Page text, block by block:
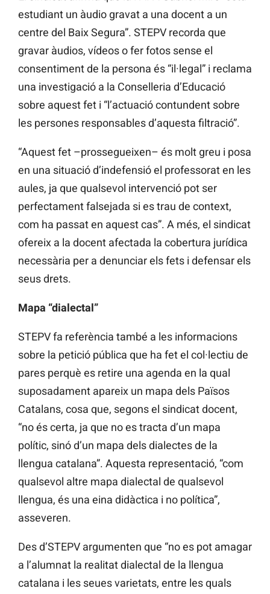
estudiant un àudio gravat a una docent a un
centre del Baix Segura”. STEPV recorda que
gravar àudios, vídeos o fer fotos sense el
consentiment de la persona és “il·legal” i reclama
una investigació a la Conselleria d’Educació
sobre aquest fet i “l’actuació contundent sobre
les persones responsables d’aquesta filtració”.
“Aquest fet –prossegueixen– és molt greu i posa
en una situació d’indefensió el professorat en les
aules, ja que qualsevol intervenció pot ser
perfectament falsejada si es trau de context,
com ha passat en aquest cas”. A més, el sindicat
ofereix a la docent afectada la cobertura jurídica
necessària per a denunciar els fets i defensar els
seus drets.
Mapa “dialectal”
STEPV fa referència també a les informacions
sobre la petició pública que ha fet el col·lectiu de
pares perquè es retire una agenda en la qual
suposadament apareix un mapa dels Països
Catalans, cosa que, segons el sindicat docent,
“no és certa, ja que no es tracta d’un mapa
polític, sinó d’un mapa dels dialectes de la
llengua catalana”. Aquesta representació, “com
qualsevol altre mapa dialectal de qualsevol
llengua, és una eina didàctica i no política”,
asseveren.
Des d’STEPV argumenten que “no es pot amagar
a l’alumnat la realitat dialectal de la llengua
catalana i les seues varietats, entre les quals